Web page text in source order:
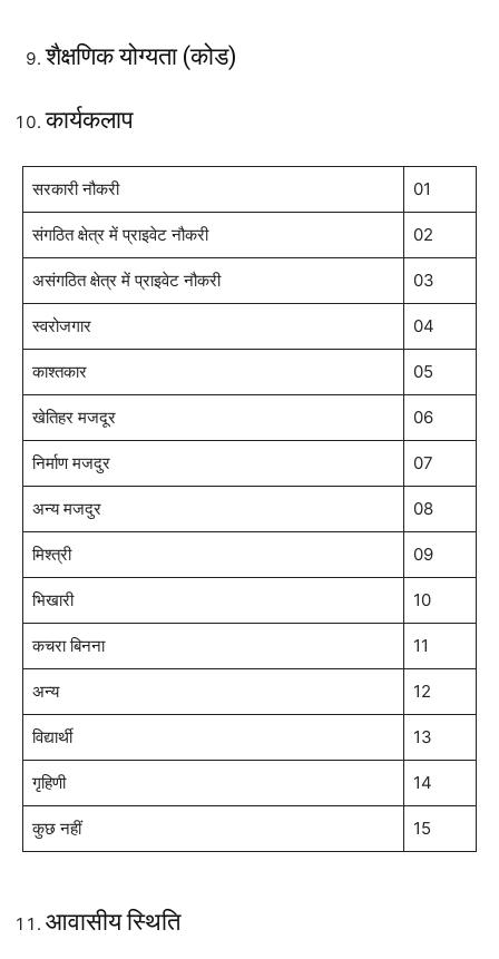
शैक्षणिक योग्यता (कोड)
कार्यकलाप
सरकारी नौकरी 01
संगठित क्षेत्र में प्राइवेट नौकरी 02
असंगठित क्षेत्र में प्राइवेट नौकरी 03
स्वरोजगार 04
काश्तकार 05
खेतिहर मजदूर 06
निर्माण मजदुर 07
अन्य मजदुर 08
मिश्त्री 09
भिखारी 10
कचरा बिनना 11
अन्य 12
विद्यार्थी 13
गृहिणी 14
कुछ नहीं 15
आवासीय स्थिति